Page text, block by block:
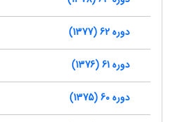
دوره 62 (1377)
دوره 61 (1376)
دوره 60 (1375)